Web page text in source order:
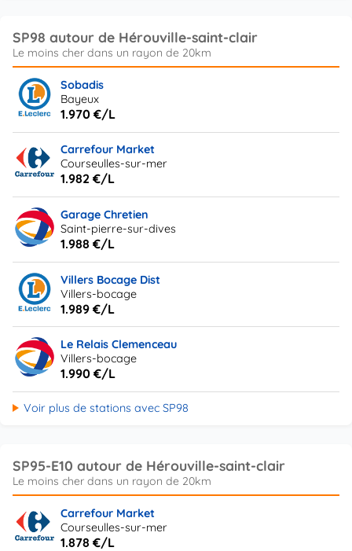
SP98 autour de Hérouville-saint-clair
Sobadis
Bayeux
1.970 €/L
Carrefour Market
Courseulles-sur-mer
1.982 €/L
Garage Chretien
Saint-pierre-sur-dives
1.988 €/L
Villers Bocage Dist
Villers-bocage
1.989 €/L
Le Relais Clemenceau
Villers-bocage
1.990 €/L
Voir plus de stations avec SP98
SP95-E10 autour de Hérouville-saint-clair
Carrefour Market
Courseulles-sur-mer
1.878 €/L